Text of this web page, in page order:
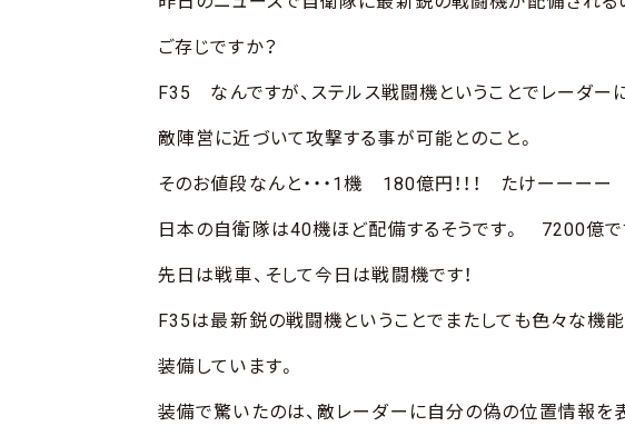
ご存じですか？
F35 なんですが、ステルス戦闘機ということでレーダー
敵陣営に近づいて攻撃する事が可能とのこと。
そのお値段なんと・・・1機 180億円！！！ たけーーーー
日本の自衛隊は40機ほど配備するそうです。 7200億で
先日は戦車、そして今日は戦闘機です！
F35は最新鋭の戦闘機ということでまたしても色々な機能
装備しています。
装備で驚いたのは、敵レーダーに自分の偽の位置情報を